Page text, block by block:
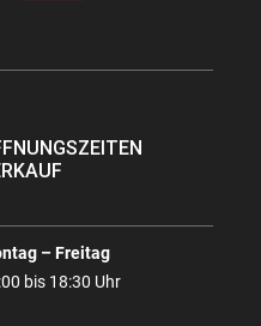
– Freitag
bis 18:30 Uhr